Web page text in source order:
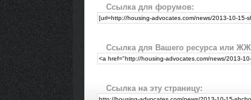
Ссылка для форумов:
Ссылка для Вашего ресурса или
Ссылка на эту страницу: